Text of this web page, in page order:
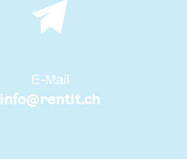
E-Mail
info@rentit.ch